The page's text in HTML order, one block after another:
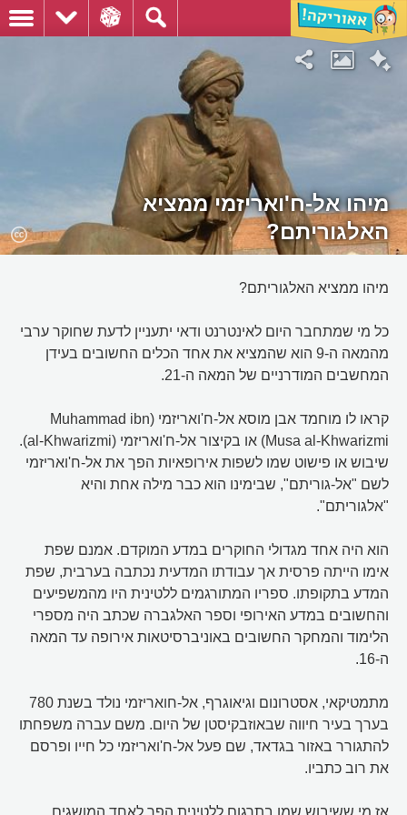
מיהו אל-ח'ואריזמי ממציא
האלגוריתם?
מיהו ממציא האלגוריתם?
כל מי שמתחבר היום לאינטרנט ודאי יתעניין לדעת שחוקר ערבי
מהמאה ה-9 הוא שהמציא את אחד הכלים החשובים בעידן
המחשבים המודרניים של המאה ה-21.
קראו לו מוחמד אבן מוסא אל-ח'ואריזמי (Muhammad ibn
Musa al-Khwarizmi) או בקיצור אל-ח'ואריזמי (al-Khwarizmi).
שיבוש או פישוט שמו לשפות אירופאיות הפך את אל-ח'ואריזמי
לשם "אל-גוריתם", שבימינו הוא כבר מילה אחת והיא
"אלגוריתם".
הוא היה אחד מגדולי החוקרים במדע המוקדם. אמנם שפת
אימו הייתה פרסית אך עבודתו המדעית נכתבה בערבית, שפת
המדע בתקופתו. ספריו המתורגמים ללטינית היו מהמשפיעים
והחשובים במדע האירופי וספר האלגברה שכתב היה מספרי
הלימוד והמחקר החשובים באוניברסיטאות אירופה עד המאה
ה-16.
מתמטיקאי, אסטרונום וגיאוגרף, אל-חואריזמי נולד בשנת 780
בערך בעיר חיווה שבאוזבקיסטן של היום. משם עברה משפחתו
להתגורר באזור בגדאד, שם פעל אל-ח'ואריזמי כל חייו ופרסם
את רוב כתביו.
אז מי ששיבוש שמו בתרגום ללטינית הפך לאחד המושגים